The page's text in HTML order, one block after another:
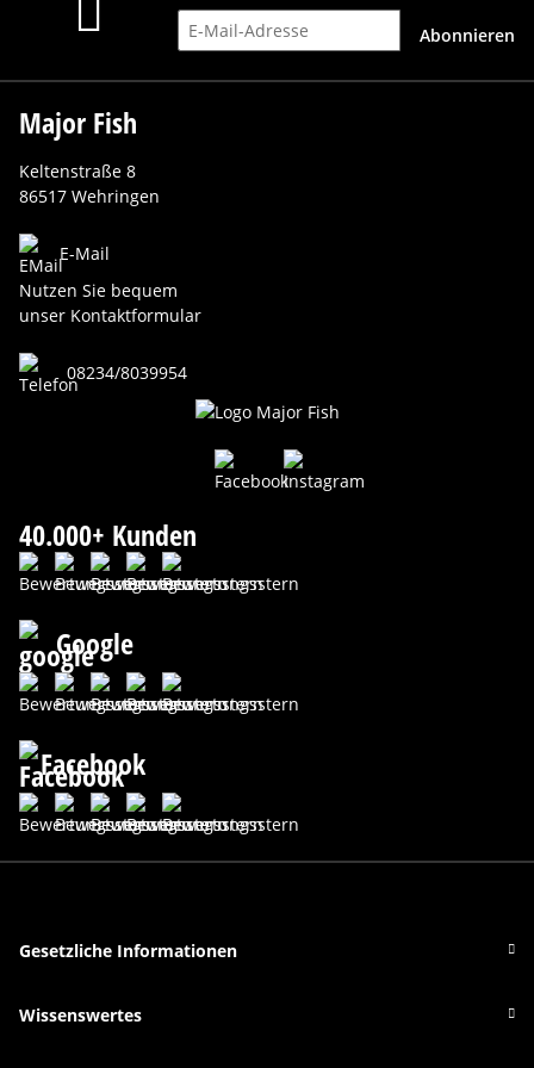
E-Mail-Adresse
Abonnieren
Major Fish
Keltenstraße 8
86517 Wehringen
E-Mail
Nutzen Sie bequem
unser Kontaktformular
08234/8039954
40.000+ Kunden
Google
Facebook
Gesetzliche Informationen
Wissenswertes